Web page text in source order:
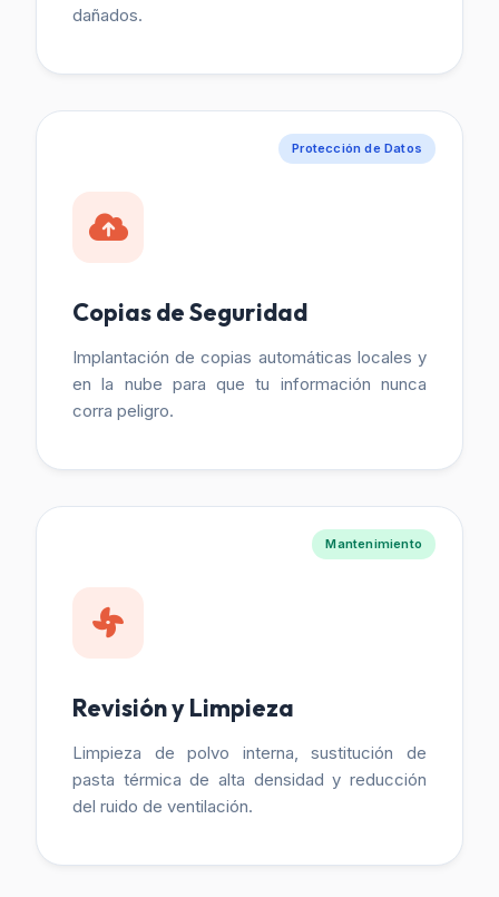
dañados.
Protección de Datos
Copias de Seguridad
Implantación de copias automáticas locales y
en la nube para que tu información nunca
corra peligro.
Mantenimiento
Revisión y Limpieza
Limpieza de polvo interna, sustitución de
pasta térmica de alta densidad y reducción
del ruido de ventilación.